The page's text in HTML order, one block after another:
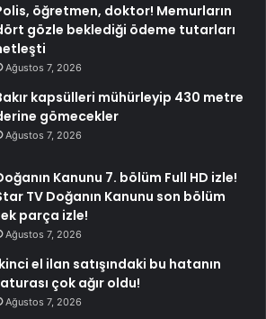
öğretmen, doktor! Memurların
gözle beklediği ödeme tutarları
Ağustos 7, 2026
kapsülleri mühürleyip 430 metre
gömecekler
Ağustos 7, 2026
Kanunu 7. bölüm Full HD izle!
TV Doğanın Kanunu son bölüm
parça izle!
Ağustos 7, 2026
el ilan satışındaki bu hatanın
çok ağır oldu!
Ağustos 7, 2026